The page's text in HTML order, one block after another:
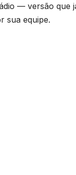
— versão que
sua equipe.